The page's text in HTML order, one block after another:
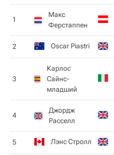
1
Макс
Ферстаппен
2 Oscar Piastri
3
Карлос
Сайнс-
младший
4
Джордж
Расселл
5 Лэнс Стролл